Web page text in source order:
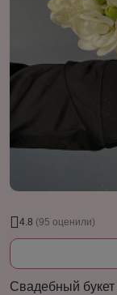
4.8 (95 оценили)
Свадебный букет